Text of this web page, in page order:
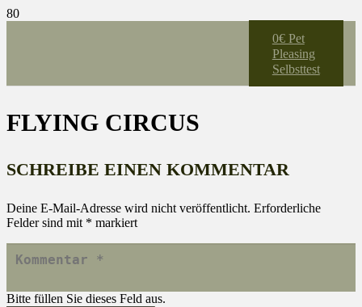
0€ Pet
Pleasing
Selbsttest
FLYING CIRCUS
SCHREIBE EINEN KOMMENTAR
Deine E-Mail-Adresse wird nicht veröffentlicht. Erforderliche
Felder sind mit * markiert
Bitte füllen Sie dieses Feld aus.